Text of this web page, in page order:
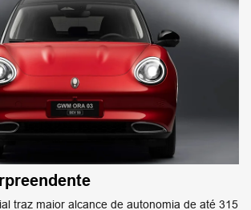
traz maior alcance de autonomia de até 315